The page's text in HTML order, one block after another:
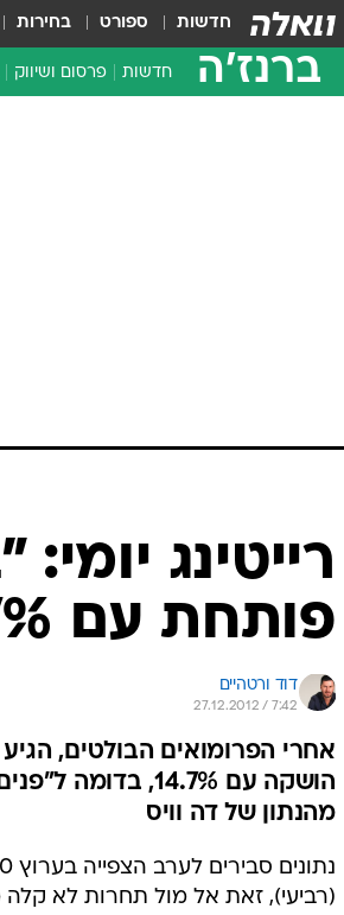
חדשות ספורט בחירות
ברנז'ה חדשות פרסום ושיווק
רייטינג
פותחת עם 14.7%
דוד ורטהיים
27.12.2012 / 7:42
הושקה עם
מהנתון של דה וויס